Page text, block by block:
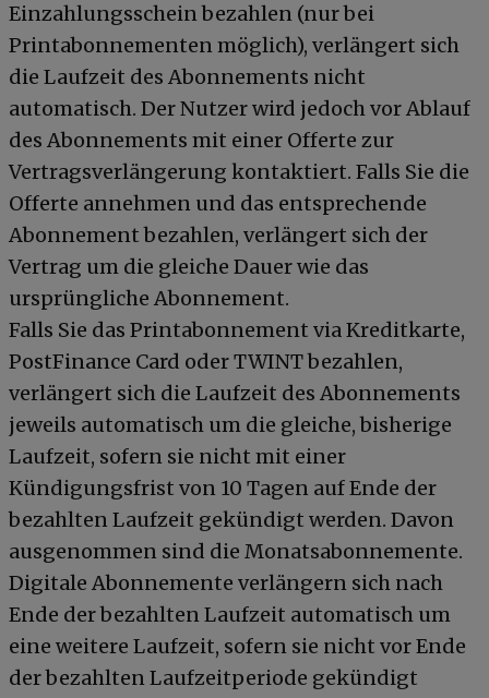
Einzahlungsschein bezahlen (nur bei
Printabonnementen möglich), verlängert sich
die Laufzeit des Abonnements nicht
automatisch. Der Nutzer wird jedoch vor Ablauf
des Abonnements mit einer Offerte zur
Vertragsverlängerung kontaktiert. Falls Sie die
Offerte annehmen und das entsprechende
Abonnement bezahlen, verlängert sich der
Vertrag um die gleiche Dauer wie das
ursprüngliche Abonnement.
Falls Sie das Printabonnement via Kreditkarte,
PostFinance Card oder TWINT bezahlen,
verlängert sich die Laufzeit des Abonnements
jeweils automatisch um die gleiche, bisherige
Laufzeit, sofern sie nicht mit einer
Kündigungsfrist von 10 Tagen auf Ende der
bezahlten Laufzeit gekündigt werden. Davon
ausgenommen sind die Monatsabonnemente.
Digitale Abonnemente verlängern sich nach
Ende der bezahlten Laufzeit automatisch um
eine weitere Laufzeit, sofern sie nicht vor Ende
der bezahlten Laufzeitperiode gekündigt